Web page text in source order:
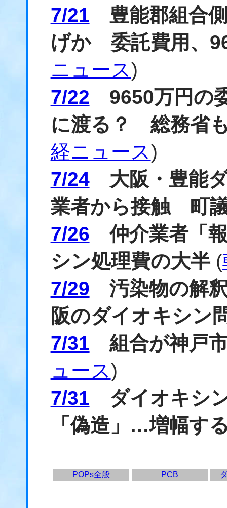
7/21 豊能郡組合
げか 委託費用、
ニュース)
7/22 9650万円の
に渡る？ 総務省
経ニュース)
7/24大阪・豊能
業者から接触 町
7/26 仲介業者「
シン処理費の大半(
7/29 汚染物の解
阪のダイオキシン
7/31 組合が神戸
ュース)
7/31 ダイオキシ
「偽造」…増幅す
POPs全般 PCB